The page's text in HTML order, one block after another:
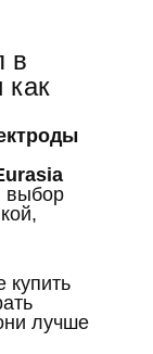
в
как
выбор
купить
лучше